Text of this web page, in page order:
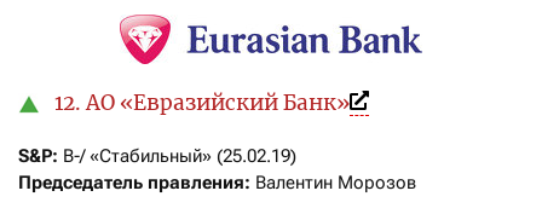
12. АО «Евразийский Банк»
S&P:
Председатель правления: Валентин Морозов